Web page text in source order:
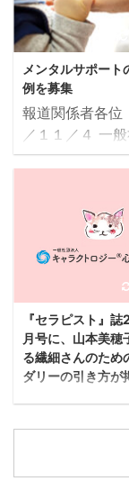
支え合える社会
ために知ってお
の寄り添い方〜
法人ＨＩＴキャ
ジー心理学協会
Ｇｓ３つ目の目
「すべての人に
供サービスを通
っているが、そ
して正しい心の
方法と効果的な
チの仕方を一
普及させること
して令和３年に
のレスキュー大
メンタルサポート
例を募集
報道関係者各位
／１１／４ 一
ＨＩＴキャラク
持続可能な社会
一人一人の「こ
健康から〜 愛
市の一般社団
キャラクトロジ
協会ではＳＤＧ
の目標である「
人に健康と福祉
としてメンタ
事者のみならず
『セラピスト』
月号に、山本美穂
る繊細さんのため
ダリーの引き方が
セラピスト必携
月にて、山本
事を執筆させ